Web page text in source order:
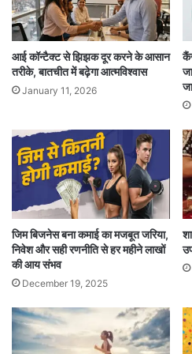
कि यदि शरीर के किसी हिस्से
है, तो स्माइल मुद्रा से उसे भी
इस थेरेपी में प्रेशर, एक्यूपंक्चर
उपयोग किया जाता है, जो
बनाते हैं। मरीजों को चिकित्सक
इन मुद्राओं का अभ्यास करने
ऑनलाइन और ऑफलाइन दोनों
अनगिनत मुद्राएं और उनका उद्देश्य
स्माइल मुद्रा थेरेपी में अलग-अलग
अनगिनत मुद्राएं होती हैं।
तरीका मरीज की बीमारी के
आई कॉन्टैक्ट से झिझक दूर करने के आसान
तरीके, बातचीत में बढ़ेगा आत्मविश्वास
January 11, 2026
जिम बिजनेस बना कमाई का मजबूत जरिया,
निवेश और सही रणनीति से हर महीने लाखों
की आय संभव
December 19, 2025